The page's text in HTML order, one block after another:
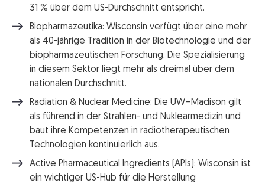
31 % über dem US-Durchschnitt entspricht.
Biopharmazeutika: Wisconsin verfügt über eine mehr
als 40-jährige Tradition in der Biotechnologie und der
biopharmazeutischen Forschung. Die Spezialisierung
in diesem Sektor liegt mehr als dreimal über dem
nationalen Durchschnitt.
Radiation & Nuclear Medicine: Die UW–Madison gilt
als führend in der Strahlen- und Nuklearmedizin und
baut ihre Kompetenzen in radiotherapeutischen
Technologien kontinuierlich aus.
Active Pharmaceutical Ingredients (APIs): Wisconsin ist
ein wichtiger US-Hub für die Herstellung